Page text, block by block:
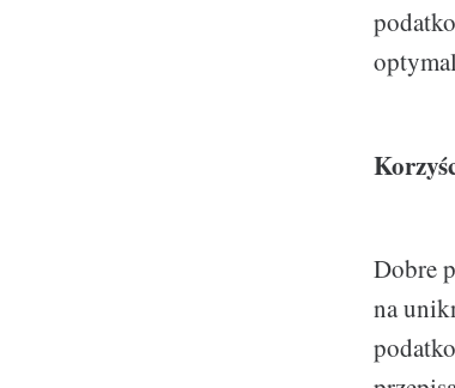
Dobre
na